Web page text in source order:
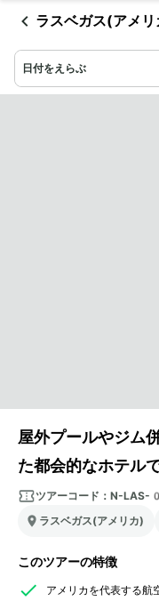
ラスベガス(アメリ
日付をえらぶ
屋外プールやジム
た都会的なホテル
ツアーコード： N-
ラスベガス(アメリカ)
このツアーの特徴
アメリカを代表する航